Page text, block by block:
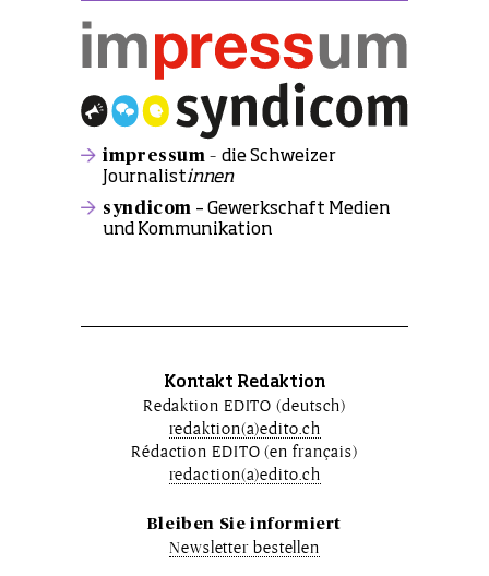
impressum – die Schweizer
Journalistinnen
syndicom – Gewerkschaft Medien
und Kommunikation
Kontakt Redaktion
Redaktion EDITO (deutsch)
redaktion(a)edito.ch
Rédaction EDITO (en français)
redaction(a)edito.ch
Bleiben Sie informiert
Newsletter bestellen